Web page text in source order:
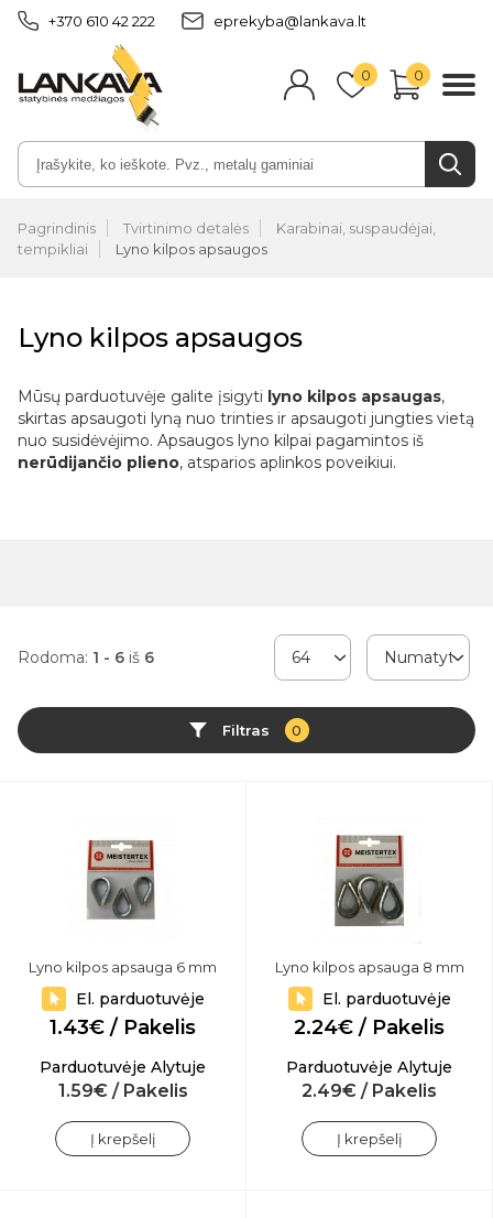
+370 610 42 222 eprekyba@lankava.lt
0 0
Pagrindinis Tvirtinimo detalės
Karabinai, suspaudėjai,
tempikliai
Lyno kilpos apsaugos
Lyno kilpos apsaugos
Mūsų parduotuvėje galite įsigyti lyno kilpos apsaugas,
skirtas apsaugoti lyną nuo trinties ir apsaugoti jungties vietą
nuo susidėvėjimo. Apsaugos lyno kilpai pagamintos iš
nerūdijančio plieno, atsparios aplinkos poveikiui.
Rodoma: 1 - 6 iš 6
Filtras 0
Lyno kilpos apsauga 6 mm
El. parduotuvėje
1.43€ / Pakelis
Parduotuvėje Alytuje
1.59€ / Pakelis
Į krepšelį
Lyno kilpos apsauga 8 mm
El. parduotuvėje
2.24€ / Pakelis
Parduotuvėje Alytuje
2.49€ / Pakelis
Į krepšelį